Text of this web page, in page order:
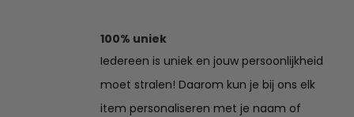
100% uniek
Iedereen is uniek en jouw persoonlijkheid
moet stralen! Daarom kun je bij ons elk
item personaliseren met je naam of